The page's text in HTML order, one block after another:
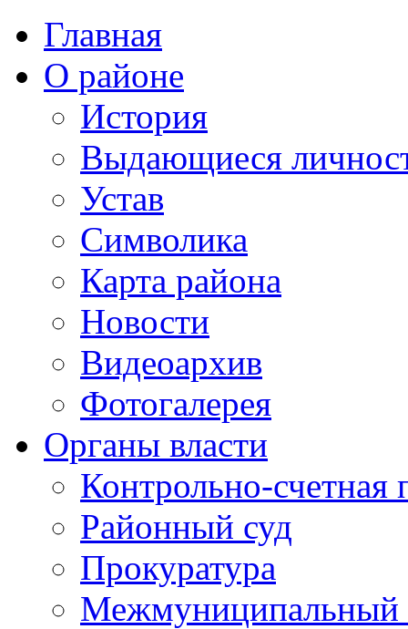
Главная
О районе
История
Выдающиеся
Устав
Символика
Карта района
Новости
Видеоархив
Фотогалерея
Органы власти
Контрольно-счетная
Районный суд
Прокуратура
Межмуниципальный